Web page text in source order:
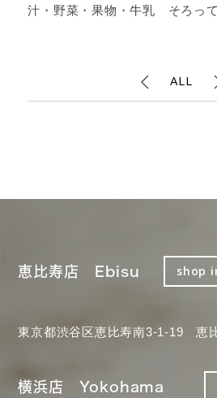
汁・野菜・果物・牛乳 そろっ
ALL
恵比寿店 Ebisu shop
東京都渋谷区恵比寿南3-1-19 恵
横浜店 Yokohama